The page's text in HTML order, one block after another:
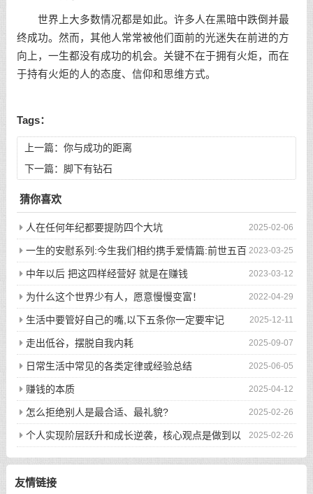
世界上大多数情况都是如此。许多人在黑暗中跌倒并最
终成功。然而，其他人常常被他们面前的光迷失在前进的方
向上，一生都没有成功的机会。关键不在于拥有火炬，而在
于持有火炬的人的态度、信仰和思维方式。
Tags：
上一篇： 你与成功的距离
下一篇： 脚下有钻石
猜你喜欢
2025-02-06
人在任何年纪都要提防四个大坑
2023-03-25
一生的安慰系列:今生我们相约携手爱情篇:前世五百
次的回眸才换来今生的相遇
2023-03-12
中年以后 把这四样经营好 就是在赚钱
2022-04-29
为什么这个世界少有人，愿意慢慢变富！
2025-12-11
生活中要管好自己的嘴,以下五条你一定要牢记
2025-09-07
走出低谷，摆脱自我内耗
2025-06-05
日常生活中常见的各类定律或经验总结
2025-04-12
赚钱的本质
2025-02-26
怎么拒绝别人是最合适、最礼貌?
2025-02-26
个人实现阶层跃升和成长逆袭，核心观点是做到以
下八件事
友情链接